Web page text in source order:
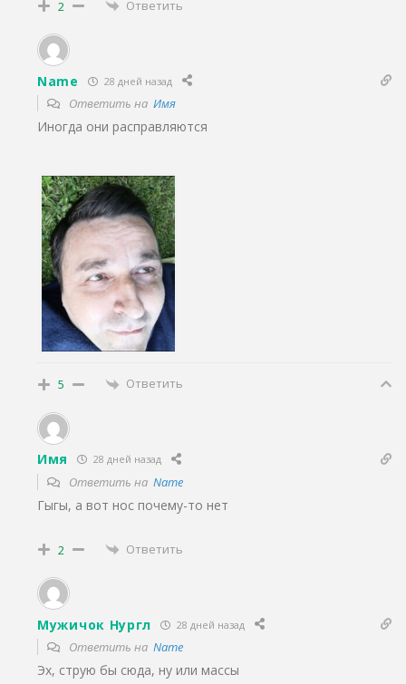
2 Ответить
Name 28 дней назад
Ответить на Имя
Иногда они расправляются
5 Ответить
Имя 28 дней назад
Ответить на Name
Гыгы, а вот нос почему-то нет
2 Ответить
Мужичок Нургл 28 дней назад
Ответить на Name
Эх, струю бы сюда, ну или массы